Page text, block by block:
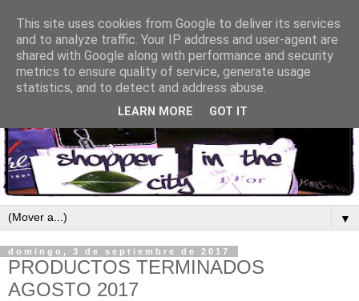
▼
domingo, 3 de septiembre de 2017
PRODUCTOS TERMINADOS
AGOSTO 2017
This site uses cookies from Google to deliver its services
and to analyze traffic. Your IP address and user-agent are
shared with Google along with performance and security
metrics to ensure quality of service, generate usage
statistics, and to detect and address abuse.
LEARN MORE GOT IT